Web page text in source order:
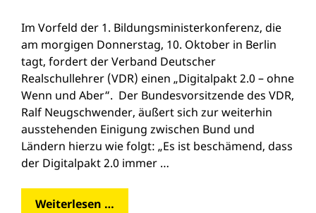
Im Vorfeld der 1. Bildungsministerkonferenz, die
am morgigen Donnerstag, 10. Oktober in Berlin
tagt, fordert der Verband Deutscher
Realschullehrer (VDR) einen „Digitalpakt 2.0 – ohne
Wenn und Aber“. Der Bundesvorsitzende des VDR,
Ralf Neugschwender, äußert sich zur weiterhin
ausstehenden Einigung zwischen Bund und
Ländern hierzu wie folgt: „Es ist beschämend, dass
der Digitalpakt 2.0 immer …
Weiterlesen …